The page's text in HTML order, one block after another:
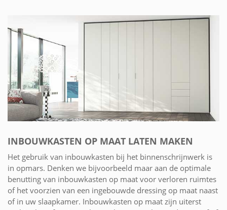
INBOUWKASTEN OP MAAT LATEN MAKEN
Het gebruik van inbouwkasten bij het binnenschrijnwerk is
in opmars. Denken we bijvoorbeeld maar aan de optimale
benutting van inbouwkasten op maat voor verloren ruimtes
of het voorzien van een ingebouwde dressing op maat naast
of in uw slaapkamer. Inbouwkasten op maat zijn uiterst